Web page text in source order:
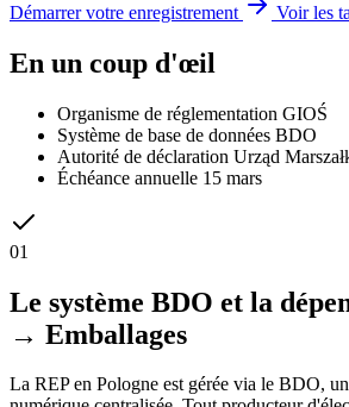
Démarrer votre enregistrement Voir les
En un coup d'œil
Organisme de réglementation GIOŚ
Système de base de données BDO
Autorité de déclaration Urząd
Échéance annuelle 15 mars
01
Le système BDO et la
→ Emballages
La REP en Pologne est gérée via le BDO,